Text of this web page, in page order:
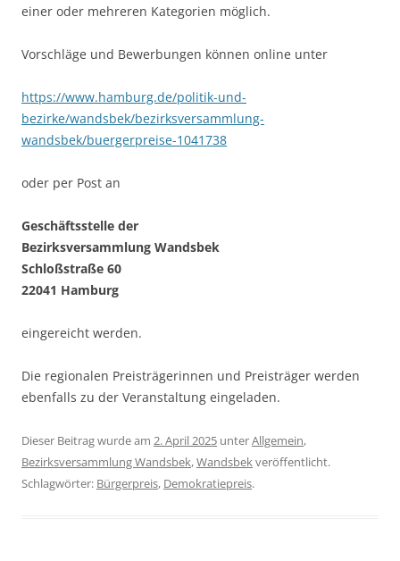
einer oder mehreren Kategorien möglich.
Vorschläge und Bewerbungen können online unter
https://www.hamburg.de/politik-und-
bezirke/wandsbek/bezirksversammlung-
wandsbek/buergerpreise-1041738
oder per Post an
Geschäftsstelle der
Bezirksversammlung Wandsbek
Schloßstraße 60
22041 Hamburg
eingereicht werden.
Die regionalen Preisträgerinnen und Preisträger werden
ebenfalls zu der Veranstaltung eingeladen.
Dieser Beitrag wurde am 2. April 2025 unterAllgemein,
Bezirksversammlung Wandsbek,Wandsbekveröffentlicht.
Schlagwörter: Bürgerpreis, Demokratiepreis.